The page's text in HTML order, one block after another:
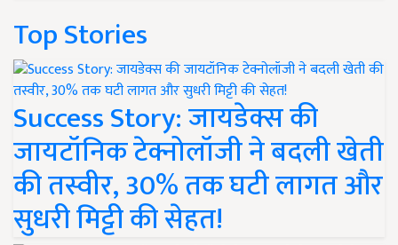
Top Stories
Success Story: जायडेक्स की
जायटॉनिक टेक्नोलॉजी ने बदली खेती
की तस्वीर, 30% तक घटी लागत और
सुधरी मिट्टी की सेहत!